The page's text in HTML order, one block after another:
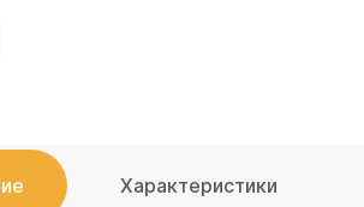
Емкости
Характеристики